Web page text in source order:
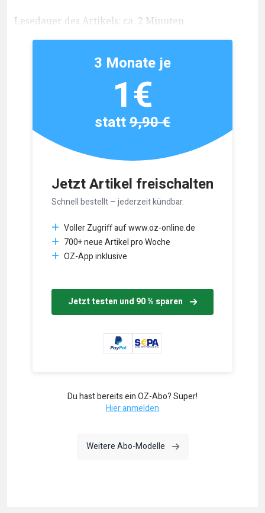
Lesedauer des Artikels: ca. 2 Minuten
Jetzt Artikel freischalten
Schnell bestellt – jederzeit kündbar.
Voller Zugriff auf www.oz-online.de
700+ neue Artikel pro Woche
OZ-App inklusive
Jetzt testen und 90 % sparen
3 Monate je
1€
statt9,90 €
Du hast bereits ein OZ-Abo? Super!
Hier anmelden
Weitere Abo-Modelle